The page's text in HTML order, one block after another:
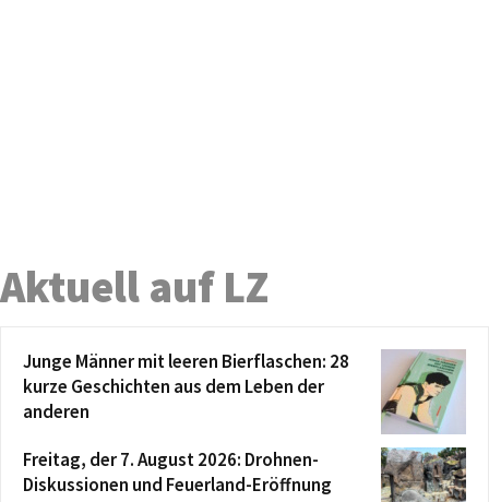
Aktuell auf LZ
Junge Männer mit leeren Bierflaschen: 28
kurze Geschichten aus dem Leben der
anderen
Freitag, der 7. August 2026: Drohnen-
Diskussionen und Feuerland-Eröffnung